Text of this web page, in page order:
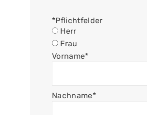
*Pflichtfelder
Herr
Frau
Vorname*
Nachname*